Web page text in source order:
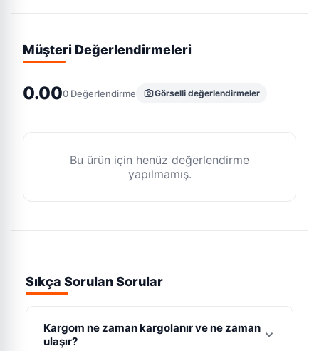
Müşteri Değerlendirmeleri
0.000 Değerlendirme Görselli değerlendirmeler
Bu ürün için henüz değerlendirme
yapılmamış.
Sıkça Sorulan Sorular
Kargom ne zaman kargolanır ve ne zaman
ulaşır?